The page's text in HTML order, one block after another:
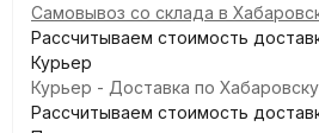
Самовывоз со склада в
Рассчитываем стоимость
Курьер
Курьер - Доставка по Хабаровску
Рассчитываем стоимость